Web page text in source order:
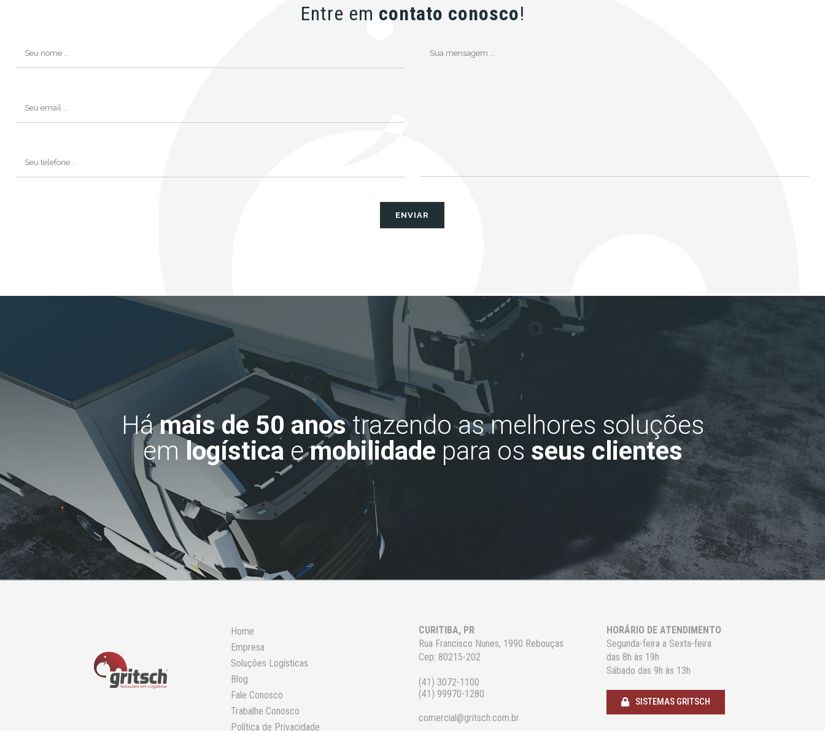
Entre em contato conosco!
Hámais de 50 anostrazendo as melhores soluções
em logística emobilidade para os seus clientes
Home
Empresa
Soluções Logísticas
Blog
Fale Conosco
Trabalhe Conosco
Política de Privacidade
CURITIBA, PR
Rua Francisco Nunes, 1990 Rebouças
Cep: 80215-202
(41) 3072-1100
(41) 99970-1280
comercial@gritsch.com.br
HORÁRIO DE ATENDIMENTO
Segunda-feira a Sexta-feira
das 8h às 19h
Sábado das 9h às 13h
SISTEMAS GRITSCH